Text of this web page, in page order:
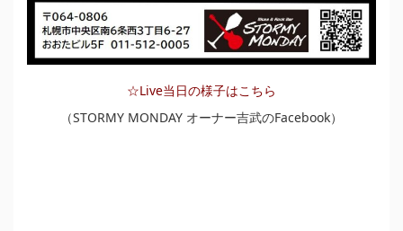
☆Live当日の様子はこちら
（STORMY MONDAY オーナー吉武のFacebook）